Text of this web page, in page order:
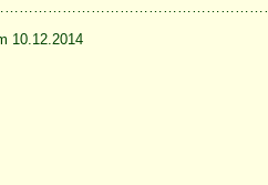
10.12.2014